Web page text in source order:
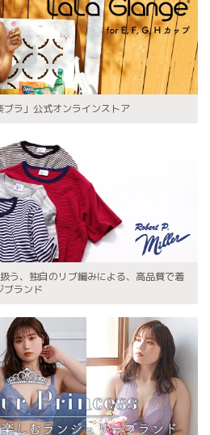
ブラ」公式オンラインストア
う、独自のリブ編みによる、高品質で着
ブランド